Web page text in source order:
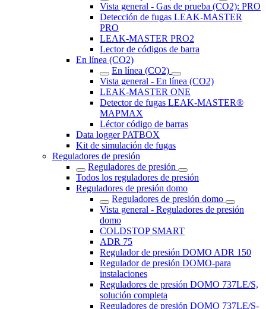
Vista general - Gas de prueba (CO2): PRO
Detección de fugas LEAK-MASTER
PRO
LEAK-MASTER PRO2
Lector de códigos de barra
En línea (CO2)
En línea (CO2)
Vista general - En línea (CO2)
LEAK-MASTER ONE
Detector de fugas LEAK-MASTER®
MAPMAX
Léctor código de barras
Data logger PATBOX
Kit de simulación de fugas
Reguladores de presión
Reguladores de presión
Todos los reguladores de presión
Reguladores de presión domo
Reguladores de presión domo
Vista general - Reguladores de presión
domo
COLDSTOP SMART
ADR 75
Regulador de presión DOMO ADR 150
Regulador de presión DOMO-para
instalaciones
Reguladores de presión DOMO 737LE/S,
solución completa
Reguladores de presión DOMO 737LE/S-